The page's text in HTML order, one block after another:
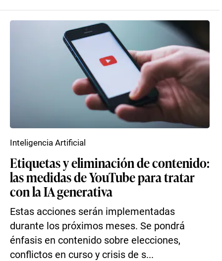
Etiquetas y eliminación de contenido:
las medidas de YouTube para tratar
con la IA generativa
Estas acciones serán implementadas
durante los próximos meses. Se pondrá
énfasis en contenido sobre elecciones,
conflictos en curso y crisis de s...
Inteligencia Artificial